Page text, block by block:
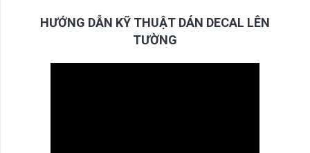
HƯỚNG DẪN KỸ THUẬT DÁN DECAL LÊN
TƯỜNG